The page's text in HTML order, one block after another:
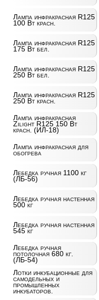
Лампа инфракрасная R125
100 Вт красн.
Лампа инфракрасная R125
175 Вт бел.
Лампа инфракрасная R125
250 Вт бел.
Лампа инфракрасная R125
250 Вт красн.
Лампа инфракрасная
Zilight R125 150 Вт
красн. (ИЛ-18)
Лампа инфракрасная для
обогрева
Лебедка ручная 1100 кг
(ЛБ-56)
Лебедка ручная настенная
500 кг
Лебедка ручная настенная
545 кг
Лебедка ручная
потолочная 680 кг.
(ЛБ-54)
Лотки инкубационные для
самодельных и
промышленных
инкубаторов.